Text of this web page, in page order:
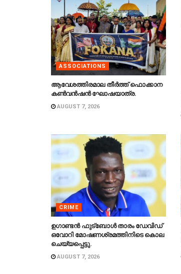
ASSOCIATIONS
ആവേശത്തിരമാല തീർത്ത് ഫൊക്കാന
കൺവൻഷൻ ഘോഷയാത്ര.
AUGUST 7, 2026
CRIME
ഉഗാണ്ടൻ ഫുട്ബോൾ താരം ഡേവിഡ്
ഒവോറി മോഷണശ്രമത്തിനിടെ കൊല
ചെയ്യപ്പെട്ടു.
AUGUST 7, 2026